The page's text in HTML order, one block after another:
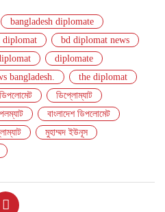
bangladesh diplomate
diplomat
bd diplomat news
diplomate
bangladesh.
the diplomat
ডিপলোমেট
ডিপ্লোম্যাট
বাংলাদেশ ডিপলোমেট
মুহাম্মদ ইউনূস